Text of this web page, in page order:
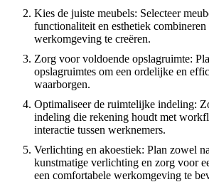
Kies de juiste meubels: Selecteer
functionaliteit en esthetiek combineren
werkomgeving te creëren.
Zorg voor voldoende opslagruimte:
opslagruimtes om een ordelijke en
waarborgen.
Optimaliseer de ruimtelijke indeling:
indeling die rekening houdt met
interactie tussen werknemers.
Verlichting en akoestiek: Plan zowel
kunstmatige verlichting en zorg voor
een comfortabele werkomgeving te